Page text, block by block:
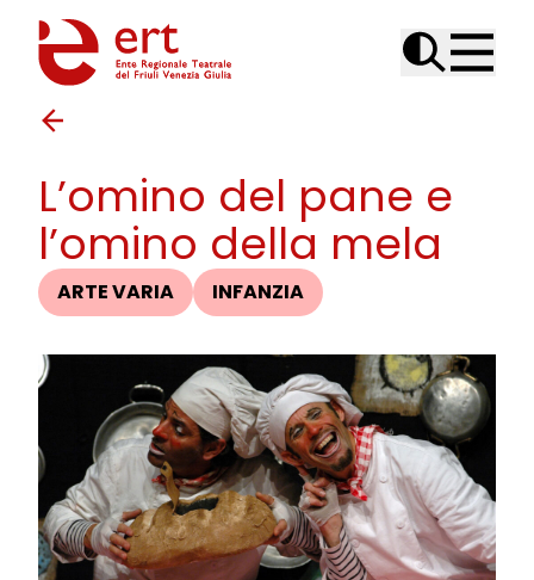
Skip to content
L’omino del pane e
l’omino della mela
ARTE VARIA INFANZIA